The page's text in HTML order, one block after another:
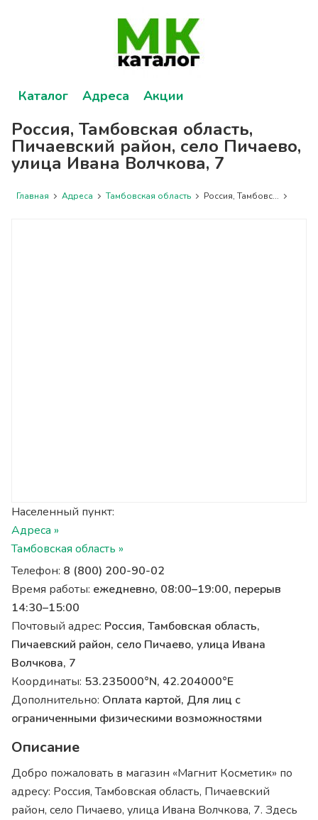
Каталог Адреса Акции
Россия, Тамбовская область,
Пичаевский район, село Пичаево,
улица Ивана Волчкова, 7
Главная Адреса Тамбовская область Россия, Тамбовс...
Населенный пункт:
Адреса »
Тамбовская область »
Телефон: 8 (800) 200-90-02
Время работы: ежедневно, 08:00–19:00, перерыв
14:30–15:00
Почтовый адрес: Россия, Тамбовская область,
Пичаевский район, село Пичаево, улица Ивана
Волчкова, 7
Координаты: 53.235000°N, 42.204000°E
Дополнительно: Оплата картой, Для лиц с
ограниченными физическими возможностями
Описание
Добро пожаловать в магазин «Магнит Косметик» по
адресу: Россия, Тамбовская область, Пичаевский
район, село Пичаево, улица Ивана Волчкова, 7. Здесь